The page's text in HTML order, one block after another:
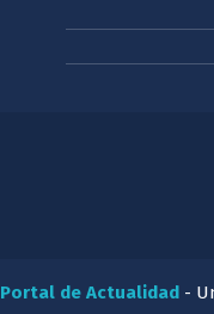
Portal de Actualidad-